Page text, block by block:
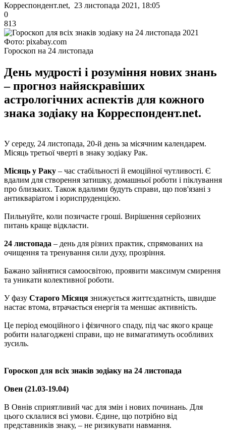
Корреспондент.net, 23 листопада 2021, 18:05
0
813
Фото: pixabay.com
Гороскоп на 24 листопада
День мудрості і розуміння нових знань
– прогноз найяскравіших
астрологічних аспектів для кожного
знака зодіаку на Корреспондент.net.
У середу, 24 листопада, 20-й день за місячним календарем.
Місяць третьої чверті в знаку зодіаку Рак.
Місяць у Раку – час стабільності й емоційної чутливості. Є
вдалим для створення затишку, домашньої роботи і піклування
про близьких. Також вдалими будуть справи, що пов'язані з
антикваріатом і юриспруденцією.
Пильнуйте, коли позичаєте гроші. Вирішення серйозних
питань краще відкласти.
24 листопада – день для різних практик, спрямованих на
очищення та тренування сили духу, прозріння.
Бажано зайнятися самоосвітою, проявити максимум смирення
та уникати колективної роботи.
У фазу Старого Місяця знижується життєздатність, швидше
настає втома, втрачається енергія та меншає активність.
Це період емоційного і фізичного спаду, під час якого краще
робити налагоджені справи, що не вимагатимуть особливих
зусиль.
Гороскоп для всіх знаків зодіаку на 24 листопада
Овен (21.03-19.04)
В Овнів сприятливий час для змін і нових починань. Для
цього склалися всі умови. Єдине, що потрібно від
представників знаку, – не ризикувати навмання.